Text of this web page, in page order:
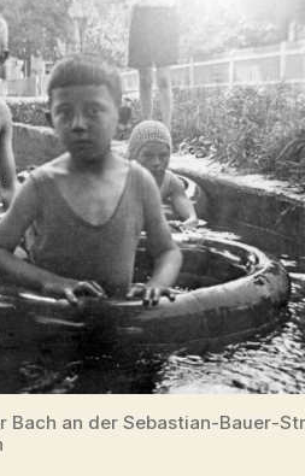
Bach an der Sebastian-Bauer-